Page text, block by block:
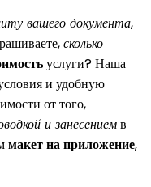
вашего документа,
сколько
услуги? Наша
и удобную
от того,
и занесениемв
макет на приложение,